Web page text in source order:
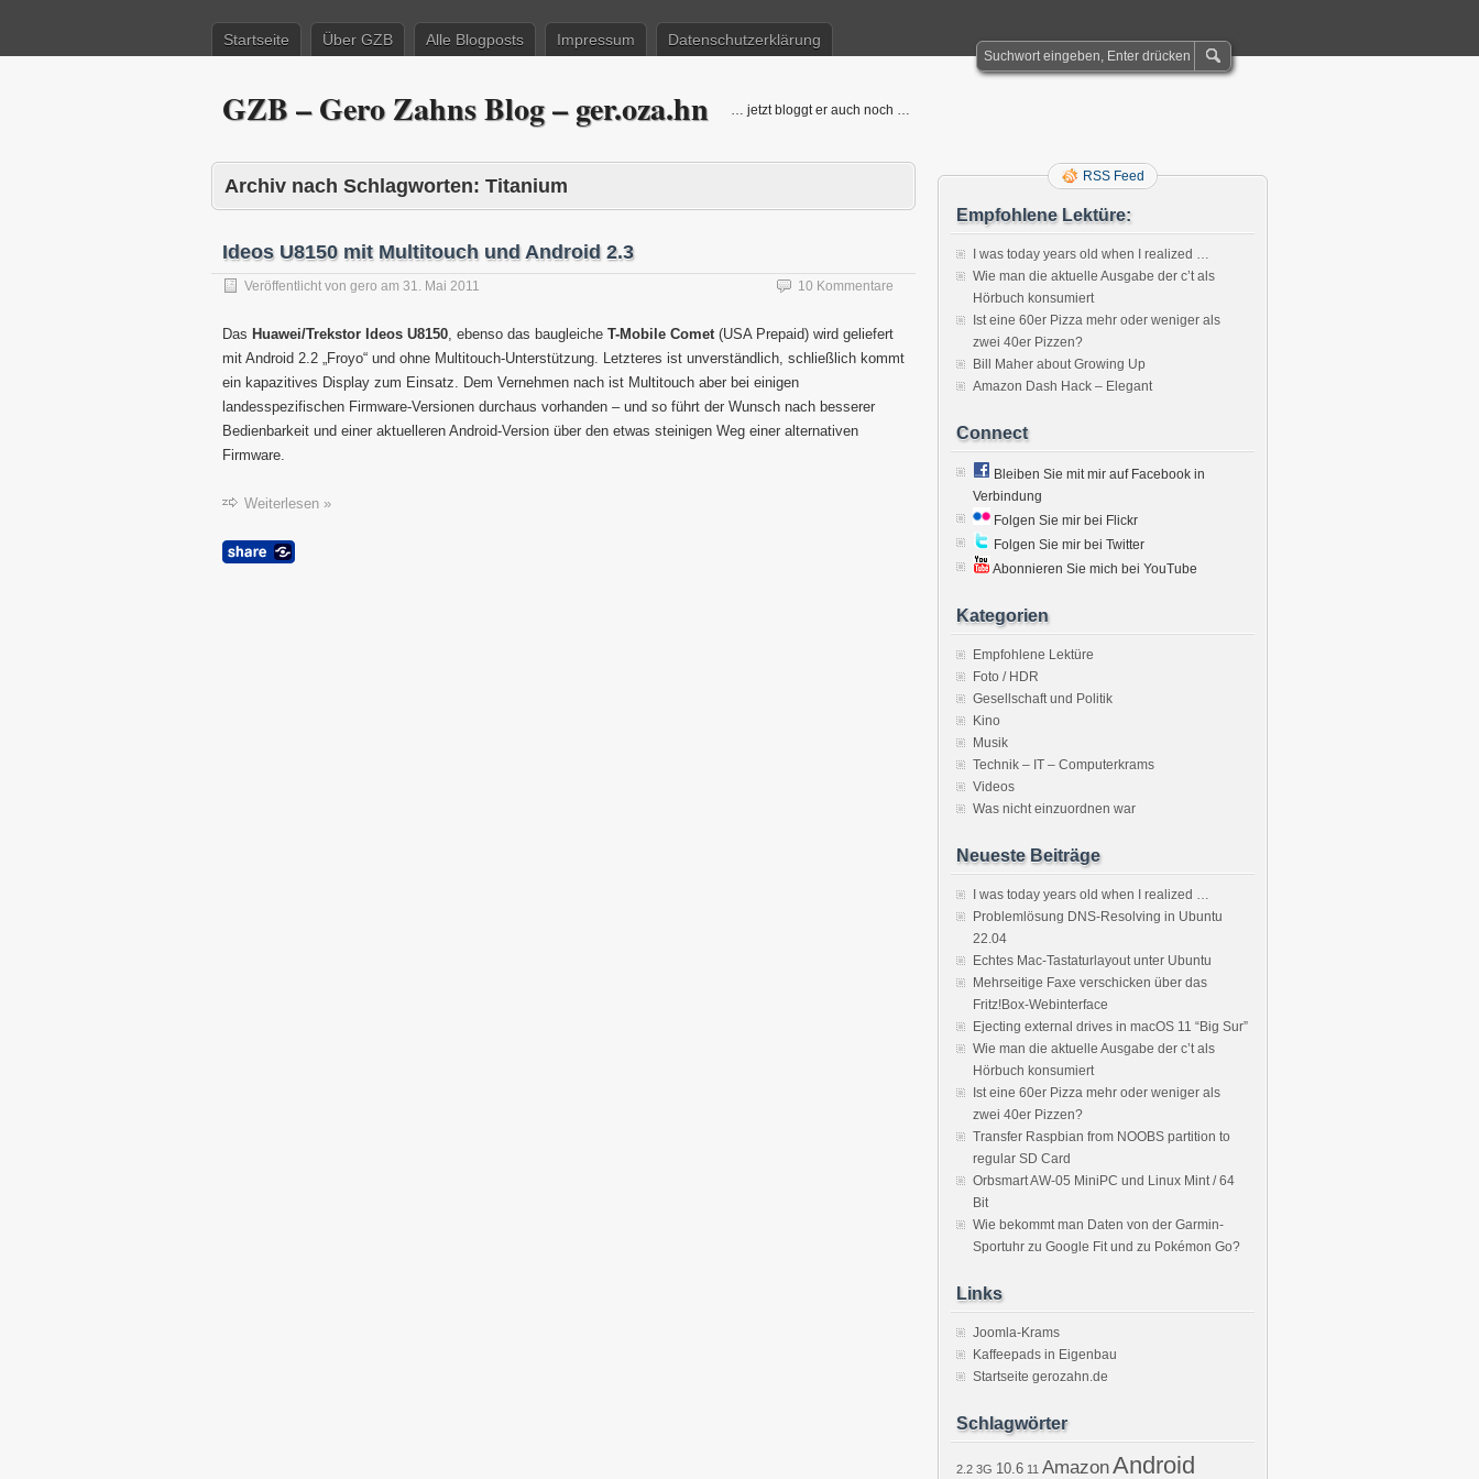
Startseite Über GZB Alle Blogposts Impressum Datenschutzerklärung
GZB – Gero Zahns Blog – ger.oza.hn … jetzt bloggt er auch noch …
Archiv nach Schlagworten: Titanium
Ideos U8150 mit Multitouch und Android 2.3
Veröffentlicht von gero am 31. Mai 2011 10 Kommentare
Das Huawei/Trekstor Ideos U8150, ebenso das baugleiche T-Mobile Comet(USA Prepaid) wird geliefert
mit Android 2.2 „Froyo“ und ohne Multitouch-Unterstützung. Letzteres ist unverständlich, schließlich kommt
ein kapazitives Display zum Einsatz. Dem Vernehmen nach ist Multitouch aber bei einigen
landesspezifischen Firmware-Versionen durchaus vorhanden – und so führt der Wunsch nach besserer
Bedienbarkeit und einer aktuelleren Android-Version über den etwas steinigen Weg einer alternativen
Firmware.
Weiterlesen »
RSS Feed
Empfohlene Lektüre:
I was today years old when I realized …
Wie man die aktuelle Ausgabe der c’t als
Hörbuch konsumiert
Ist eine 60er Pizza mehr oder weniger als
zwei 40er Pizzen?
Bill Maher about Growing Up
Amazon Dash Hack – Elegant
Connect
Bleiben Sie mit mir auf Facebook in
Verbindung
Folgen Sie mir bei Flickr
Folgen Sie mir bei Twitter
Abonnieren Sie mich bei YouTube
Kategorien
Empfohlene Lektüre
Foto / HDR
Gesellschaft und Politik
Kino
Musik
Technik – IT – Computerkrams
Videos
Was nicht einzuordnen war
Neueste Beiträge
I was today years old when I realized …
Problemlösung DNS-Resolving in Ubuntu
22.04
Echtes Mac-Tastaturlayout unter Ubuntu
Mehrseitige Faxe verschicken über das
Fritz!Box-Webinterface
Ejecting external drives in macOS 11 “Big Sur”
Wie man die aktuelle Ausgabe der c’t als
Hörbuch konsumiert
Ist eine 60er Pizza mehr oder weniger als
zwei 40er Pizzen?
Transfer Raspbian from NOOBS partition to
regular SD Card
Orbsmart AW-05 MiniPC und Linux Mint / 64
Bit
Wie bekommt man Daten von der Garmin-
Sportuhr zu Google Fit und zu Pokémon Go?
Links
Joomla-Krams
Kaffeepads in Eigenbau
Startseite gerozahn.de
Schlagwörter
2.2 3G 10.6 11 AmazonAndroid